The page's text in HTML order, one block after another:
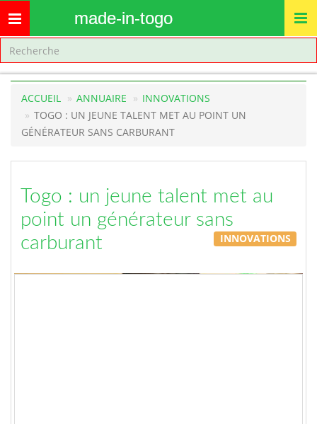
Toggle
navigation
made-in-togo
ACCUEIL ANNUAIRE
INNOVATIONS
TOGO : UN JEUNE TALENT MET AU POINT UN
GÉNÉRATEUR SANS CARBURANT
Togo : un jeune talent met au
point un générateur sans
carburant
INNOVATIONS